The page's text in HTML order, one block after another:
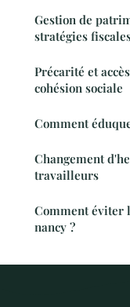
Gestion de
stratégies
Précarité et
cohésion sociale
Comment
Changement
travailleurs
Comment éviter
nancy ?